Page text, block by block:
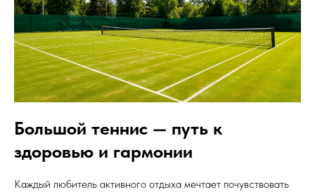
Большой теннис — путь к
здоровью и гармонии
Каждый любитель активного отдыха мечтает почувствовать